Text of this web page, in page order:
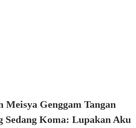
Meisya Genggam Tangan
Sedang Koma: Lupakan Aku